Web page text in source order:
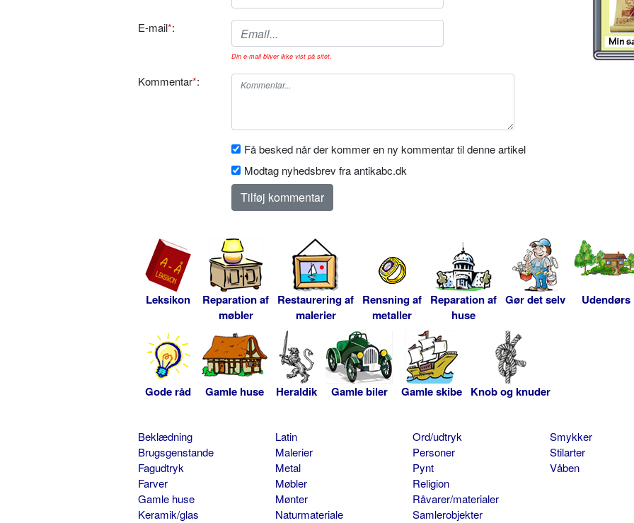
E-mail*:
Din e-mail bliver ikke vist på sitet.
Kommentar*:
Få besked når der kommer en ny kommentar til denne artikel
Modtag nyhedsbrev fra antikabc.dk
Leksikon
Reparation af
møbler
Restaurering af
malerier
Rensning af
metaller
Reparation af
huse
Gør det selv Udendørs
Gode råd Gamle huse Heraldik Gamle biler Gamle skibe Knob og knuder
Beklædning
Brugsgenstande
Fagudtryk
Farver
Gamle huse
Keramik/glas
Latin
Malerier
Metal
Møbler
Mønter
Naturmateriale
Ord/udtryk
Personer
Pynt
Religion
Råvarer/materialer
Samlerobjekter
Smykker
Stilarter
Våben